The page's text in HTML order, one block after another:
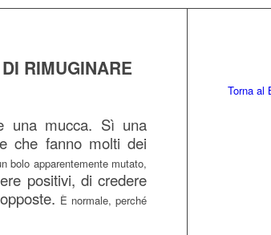
RIMUGINARE
una mucca. Sì una
che fanno molti dei
bolo apparentemente mutato,
positivi, di credere
È normale, perché
Torna al